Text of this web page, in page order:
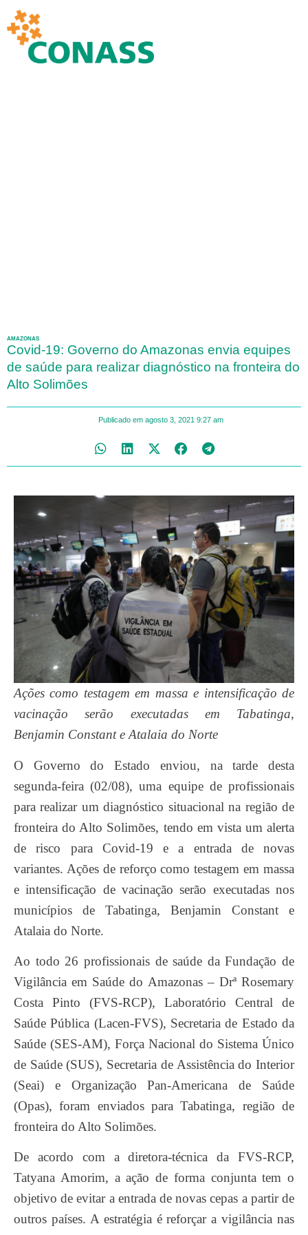
AMAZONAS
Covid-19: Governo do Amazonas envia equipes
de saúde para realizar diagnóstico na fronteira do
Alto Solimões
Publicado em agosto 3, 2021 9:27 am
Ações como testagem em massa e intensificação de
vacinação serão executadas em Tabatinga,
Benjamin Constant e Atalaia do Norte
O Governo do Estado enviou, na tarde desta
segunda-feira (02/08), uma equipe de profissionais
para realizar um diagnóstico situacional na região de
fronteira do Alto Solimões, tendo em vista um alerta
de risco para Covid-19 e a entrada de novas
variantes. Ações de reforço como testagem em massa
e intensificação de vacinação serão executadas nos
municípios de Tabatinga, Benjamin Constant e
Atalaia do Norte.
Ao todo 26 profissionais de saúde da Fundação de
Vigilância em Saúde do Amazonas – Drª Rosemary
Costa Pinto (FVS-RCP), Laboratório Central de
Saúde Pública (Lacen-FVS), Secretaria de Estado da
Saúde (SES-AM), Força Nacional do Sistema Único
de Saúde (SUS), Secretaria de Assistência do Interior
(Seai) e Organização Pan-Americana de Saúde
(Opas), foram enviados para Tabatinga, região de
fronteira do Alto Solimões.
De acordo com a diretora-técnica da FVS-RCP,
Tatyana Amorim, a ação de forma conjunta tem o
objetivo de evitar a entrada de novas cepas a partir de
outros países. A estratégia é reforçar a vigilância nas